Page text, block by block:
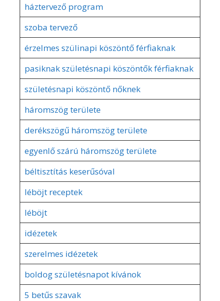
háztervező program
szoba tervező
érzelmes szülinapi köszöntő férfiaknak
pasiknak születésnapi köszöntők férfiaknak
születésnapi köszöntő nőknek
háromszög területe
derékszögű háromszög területe
egyenlő szárú háromszög területe
béltisztítás keserűsóval
léböjt receptek
léböjt
idézetek
szerelmes idézetek
boldog születésnapot kívánok
5 betűs szavak